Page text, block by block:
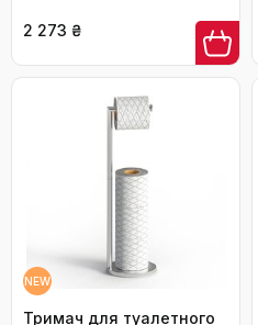
5 рулонів, 71x19x19 см,
2 273 ₴
NEW
Тримач для туалетного